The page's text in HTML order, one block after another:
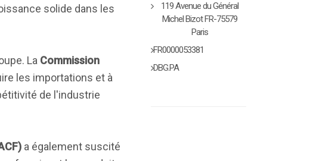
solide dans les
La Commission
les importations et à
de l'industrie
a également suscité
119 Avenue du Général
Michel Bizot FR-75579
Paris
FR0000053381
DBG.PA